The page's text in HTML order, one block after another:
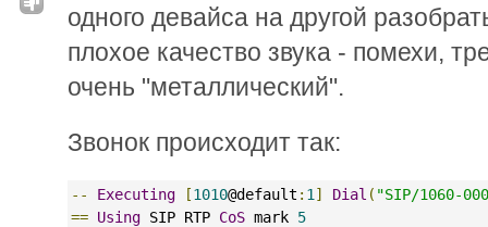
одного девайса на другой
плохое качество звука - помехи,
очень "металлический".
Звонок происходит так:
-- Executing [1010@default : 1 ] Dial ( "SIP/1060-
== Using SIP RTP CoS mark 5